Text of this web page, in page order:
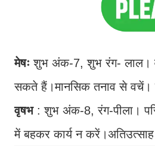
मेषः शुभ अंक-7, शुभ रंग- लाल।
सकते हैं।मानसिक तनाव से वचें।
वृषभ : शुभ अंक-8, रंग-पीला।
में बहकर कार्य न